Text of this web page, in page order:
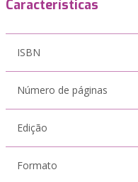
Características
ISBN
Número de páginas
Edição
Formato